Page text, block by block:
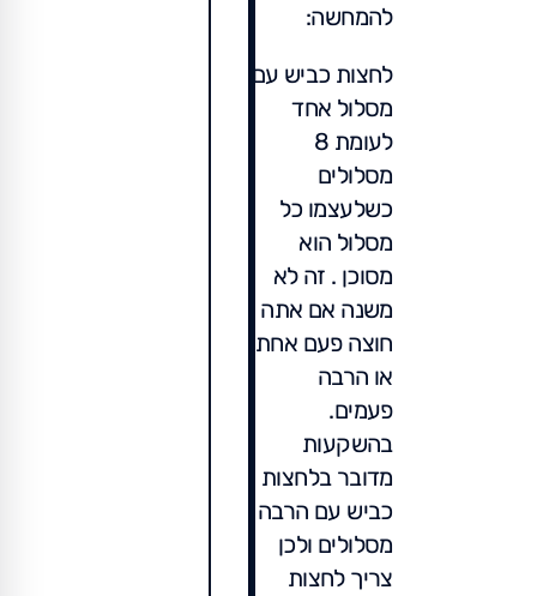
להמחשה:
לחצות כביש עם
מסלול אחד
לעומת 8
מסלולים
כשלעצמו כל
מסלול הוא
מסוכן . זה לא
משנה אם אתה
חוצה פעם אחת
או הרבה
פעמים.
בהשקעות
מדובר בלחצות
כביש עם הרבה
מסלולים ולכן
צריך לחצות